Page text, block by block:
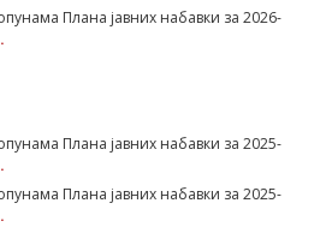
Плана јавних набавки за 2026-
Плана јавних набавки за 2025-
Плана јавних набавки за 2025-